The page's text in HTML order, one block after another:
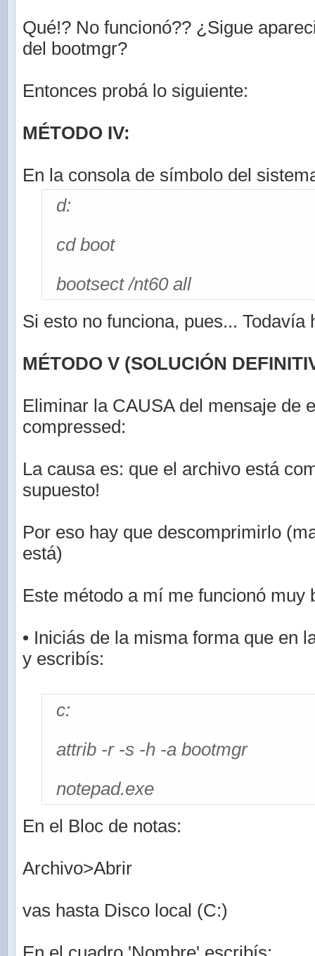
Qué!? No funcionó?? ¿Sigue
del bootmgr?
Entonces probá lo siguiente:
MÉTODO IV:
En la consola de símbolo del
d:
cd boot
bootsect /nt60 all
Si esto no funciona, pues... Todavía
MÉTODO V (SOLUCIÓN
Eliminar la CAUSA del mensaje de
compressed:
La causa es: que el archivo está
supuesto!
Por eso hay que descomprimirlo
está)
Este método a mí me funcionó muy
• Iniciás de la misma forma que en
y escribís:
c:
attrib -r -s -h -a bootmgr
notepad.exe
En el Bloc de notas:
Archivo>Abrir
vas hasta Disco local (C:)